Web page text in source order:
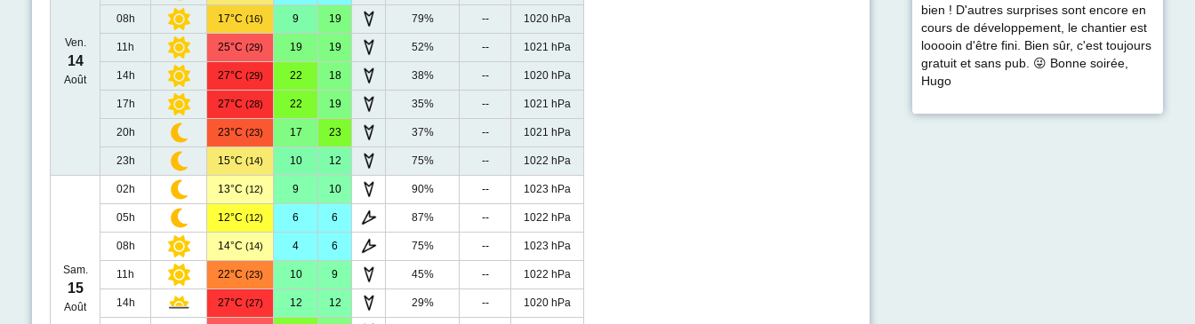
Ven.
14
Août
08h 17°C (16) 9 19 79% -- 1020 hPa
11h 25°C (29) 19 19 52% -- 1021 hPa
14h 27°C (29) 22 18 38% -- 1020 hPa
17h 27°C (28) 22 19 35% -- 1021 hPa
20h 23°C (23) 17 23 37% -- 1021 hPa
23h 15°C (14) 10 12 75% -- 1022 hPa
Sam.
15
Août
02h 13°C (12) 9 10 90% -- 1023 hPa
05h 12°C (12) 6 6 87% -- 1022 hPa
08h 14°C (14) 4 6 75% -- 1023 hPa
11h 22°C (23) 10 9 45% -- 1022 hPa
14h 27°C (27) 12 12 29% -- 1020 hPa
bien ! D'autres surprises sont encore en
cours de développement, le chantier est
looooin d'être fini. Bien sûr, c'est toujours
gratuit et sans pub. 😜 Bonne soirée,
Hugo